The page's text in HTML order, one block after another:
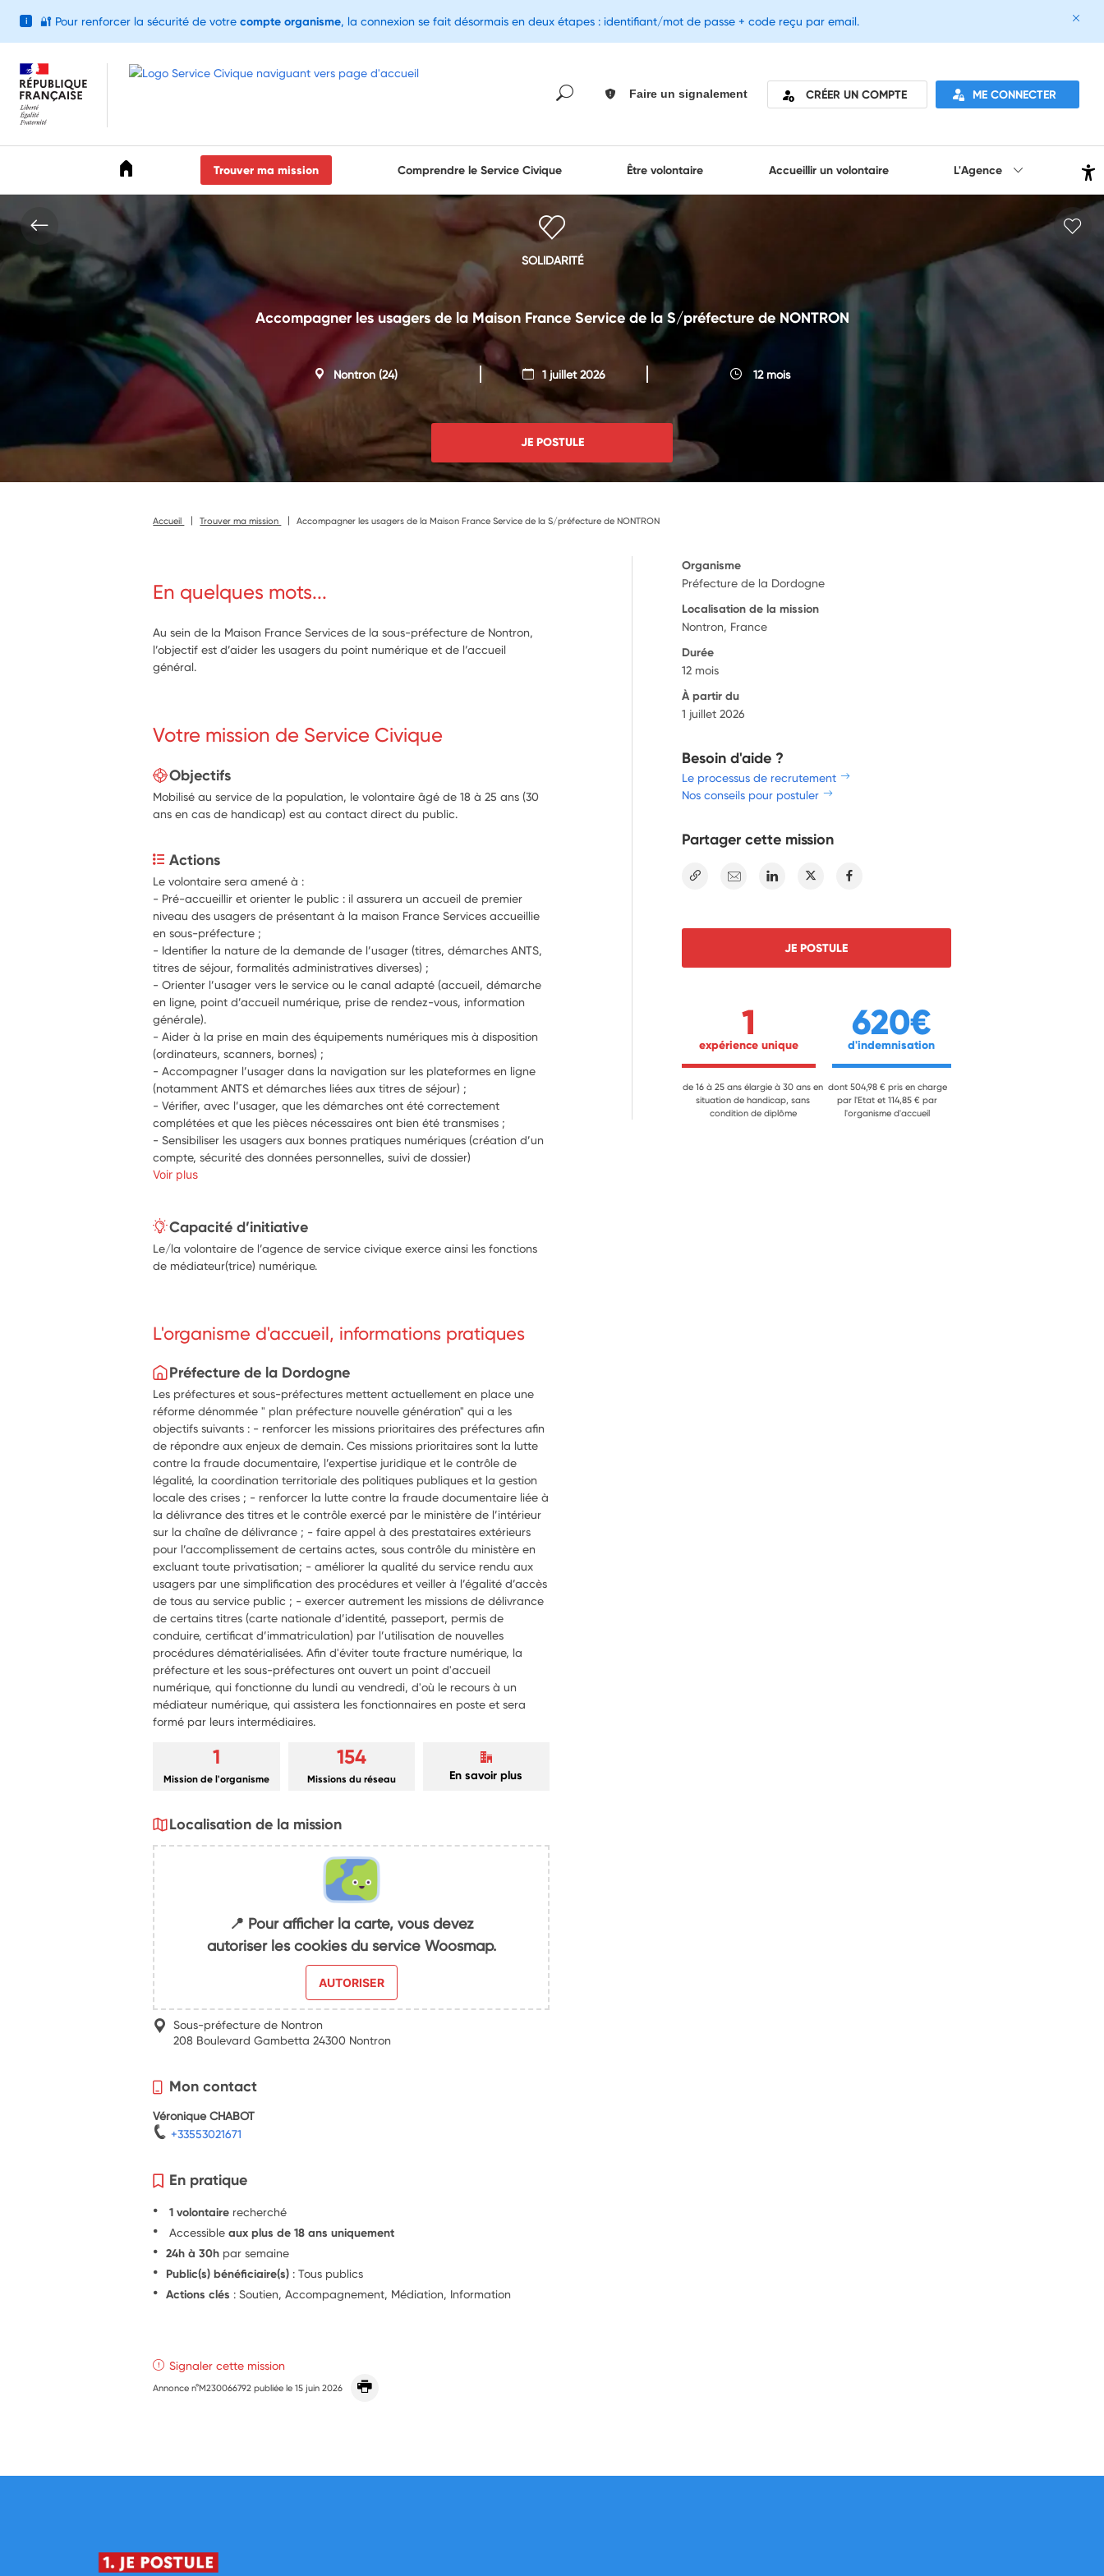
Faire un signalement CRÉER UN COMPTE ME CONNECTER
Trouver ma mission Comprendre le Service Civique Être volontaire Accueillir un volontaire L'Agence
SOLIDARITÉ
Accompagner les usagers de la Maison France Service de la S/préfecture de NONTRON
Nontron (24) 1 juillet 2026 12 mois
JE POSTULE
Accueil Trouver ma mission Accompagner les usagers de la Maison France Service de la S/préfecture de NONTRON
En quelques mots...
Au sein de la Maison France Services de la sous-préfecture de Nontron,
l’objectif est d’aider les usagers du point numérique et de l’accueil
général.
Votre mission de Service Civique
Objectifs
Mobilisé au service de la population, le volontaire âgé de 18 à 25 ans (30
ans en cas de handicap) est au contact direct du public.
Actions
Le volontaire sera amené à :
- Pré-accueillir et orienter le public : il assurera un accueil de premier
niveau des usagers de présentant à la maison France Services accueillie
en sous-préfecture ;
- Identifier la nature de la demande de l’usager (titres, démarches ANTS,
titres de séjour, formalités administratives diverses) ;
- Orienter l’usager vers le service ou le canal adapté (accueil, démarche
en ligne, point d’accueil numérique, prise de rendez-vous, information
générale).
- Aider à la prise en main des équipements numériques mis à disposition
(ordinateurs, scanners, bornes) ;
- Accompagner l’usager dans la navigation sur les plateformes en ligne
(notamment ANTS et démarches liées aux titres de séjour) ;
- Vérifier, avec l’usager, que les démarches ont été correctement
complétées et que les pièces nécessaires ont bien été transmises ;
- Sensibiliser les usagers aux bonnes pratiques numériques (création d’un
compte, sécurité des données personnelles, suivi de dossier)
Voir plus
Capacité d’initiative
Le/la volontaire de l’agence de service civique exerce ainsi les fonctions
de médiateur(trice) numérique.
L'organisme d'accueil, informations pratiques
Préfecture de la Dordogne
Les préfectures et sous-préfectures mettent actuellement en place une
réforme dénommée " plan préfecture nouvelle génération" qui a les
objectifs suivants : - renforcer les missions prioritaires des préfectures afin
de répondre aux enjeux de demain. Ces missions prioritaires sont la lutte
contre la fraude documentaire, l’expertise juridique et le contrôle de
légalité, la coordination territoriale des politiques publiques et la gestion
locale des crises ; - renforcer la lutte contre la fraude documentaire liée à
la délivrance des titres et le contrôle exercé par le ministère de l’intérieur
sur la chaîne de délivrance ; - faire appel à des prestataires extérieurs
pour l’accomplissement de certains actes, sous contrôle du ministère en
excluant toute privatisation; - améliorer la qualité du service rendu aux
usagers par une simplification des procédures et veiller à l’égalité d’accès
de tous au service public ; - exercer autrement les missions de délivrance
de certains titres (carte nationale d’identité, passeport, permis de
conduire, certificat d’immatriculation) par l’utilisation de nouvelles
procédures dématérialisées. Afin d'éviter toute fracture numérique, la
préfecture et les sous-préfectures ont ouvert un point d'accueil
numérique, qui fonctionne du lundi au vendredi, d'où le recours à un
médiateur numérique, qui assistera les fonctionnaires en poste et sera
formé par leurs intermédiaires.
1
Mission de l'organisme
154
Missions du réseau En savoir plus
Localisation de la mission
📍 Pour afficher la carte, vous devez
autoriser les cookies du service Woosmap.
AUTORISER
Sous-préfecture de Nontron
208 Boulevard Gambetta 24300 Nontron
Mon contact
Véronique CHABOT
+33553021671
En pratique
1 volontaire recherché
Accessibleaux plus de 18 ans uniquement
24h à 30h par semaine
Public(s) bénéficiaire(s) : Tous publics
Actions clés : Soutien, Accompagnement, Médiation, Information
Signaler cette mission
Annonce n°M230066792 publiée le15 juin 2026
Organisme
Préfecture de la Dordogne
Localisation de la mission
Nontron, France
Durée
12 mois
À partir du
1 juillet 2026
Besoin d'aide ?
Le processus de recrutement
Nos conseils pour postuler
Partager cette mission
E-mail Linkedin Twitter
JE POSTULE
1
expérience unique
de 16 à 25 ans élargie à 30 ans en
situation de handicap, sans
condition de diplôme
620€
d'indemnisation
dont 504,98 € pris en charge
par l'Etat et 114,85 € par
l'organisme d'accueil
i 🔐 Pour renforcer la sécurité de votre compte organisme, la connexion se fait désormais en deux étapes : identifiant/mot de passe + code reçu par email.